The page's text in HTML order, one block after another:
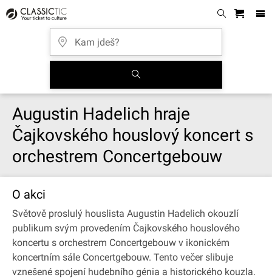
Augustin Hadelich hraje
Čajkovského houslový koncert s
orchestrem Concertgebouw
O akci
Světově proslulý houslista Augustin Hadelich okouzlí
publikum svým provedením Čajkovského houslového
koncertu s orchestrem Concertgebouw v ikonickém
koncertním sále Concertgebouw. Tento večer slibuje
vznešené spojení hudebního génia a historického kouzla.